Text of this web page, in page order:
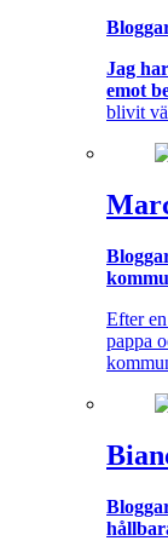
Jag
emot
blivit
Efter
pappa